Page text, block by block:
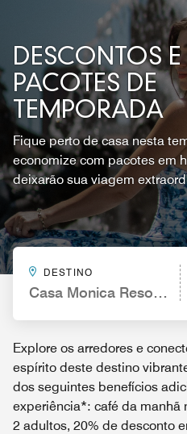
DESCONTOS E
PACOTES DE
TEMPORADA
Fique perto de casa nesta
economize com pacotes em
deixarão sua viagem
DESTINO
Casa Monica Resort &
Explore os arredores e
espírito deste destino
dos seguintes benefícios
experiência*: café da manhã
2 adultos, 20% de desconto